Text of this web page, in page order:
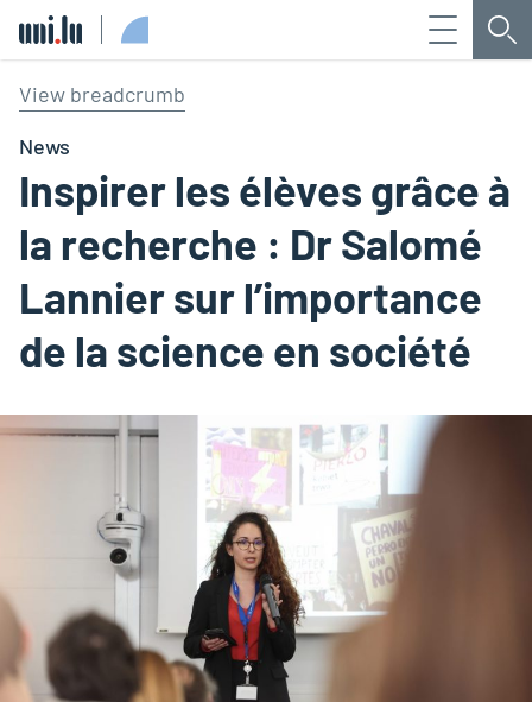
Menu
View breadcrumb
News
Inspirer les élèves grâce à
la recherche : Dr Salomé
Lannier sur l’importance
de la science en société